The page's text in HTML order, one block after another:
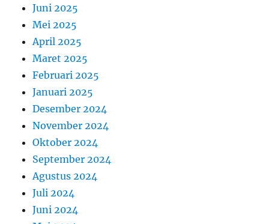
Juni 2025
Mei 2025
April 2025
Maret 2025
Februari 2025
Januari 2025
Desember 2024
November 2024
Oktober 2024
September 2024
Agustus 2024
Juli 2024
Juni 2024